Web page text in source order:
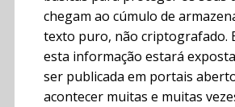
chegam ao cúmulo de
texto puro, não criptografado.
esta informação estará
ser publicada em portais
acontecer muitas e muitas